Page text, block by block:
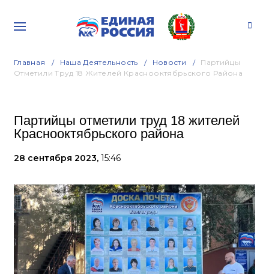
Главная Наша Деятельность Новости
Партийцы
Отметили Труд 18 Жителей Краснооктябрьского Района
Партийцы отметили труд 18 жителей
Краснооктябрьского района
28 сентября 2023, 15:46